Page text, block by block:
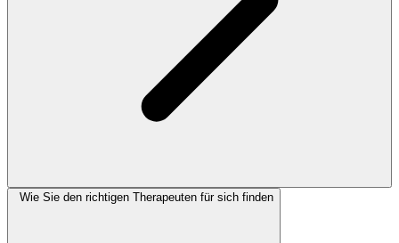
Wie Sie den richtigen Therapeuten für sich finden